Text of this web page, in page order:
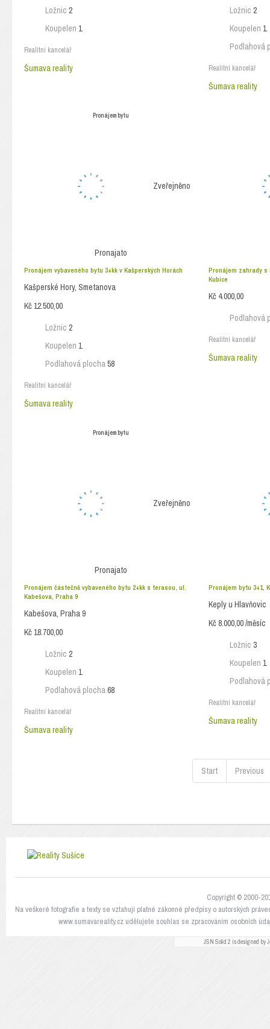
Ložnic 2
Koupelen 1
Realitní kancelář
Šumava reality
Ložnic 2
Koupelen 1
Podlahová
Realitní kancelář
Šumava reality
Pronájem bytu
Zveřejněno
Pronajato
Pronájem vybaveného bytu 3+kk v Kašperských Horách
Kašperské Hory, Smetanova
Kč 12.500,00
Ložnic 2
Koupelen 1
Podlahová plocha58
Realitní kancelář
Šumava reality
Pronájem zahrady s
Kubice
Kč 4.000,00
Podlahová
Realitní kancelář
Šumava reality
Pronájem bytu
Zveřejněno
Pronajato
Pronájem částečně vybaveného bytu 2+kk s terasou, ul.
Kabešova, Praha 9
Kabešova, Praha 9
Kč 18.700,00
Ložnic 2
Koupelen 1
Podlahová plocha68
Realitní kancelář
Šumava reality
Pronájem bytu 3+1,
Keply u Hlavňovic
Kč 8.000,00 /měsíc
Ložnic 3
Koupelen 1
Podlahová
Realitní kancelář
Šumava reality
Start Previous
Copyright © 2000-
Na veškeré fotografie a texty se vztahují platné zákonné předpisy o autorských
www.sumavareality.cz udělujete souhlas se zpracováním osobních
JSN Solid 2 is designed by